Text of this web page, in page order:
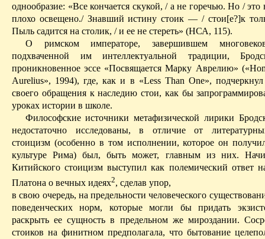
однообразие: «Все кончается скукой, / а не горечью. Но / это
плохо освещено./ Знавший истину стоик — / стои[е?]к
Пыль садится на столик, / и ее не стереть» (НСА, 115).
О римском императоре, завершившем
подхваченной им ин­теллектуальной традиции,
проникновенное эссе «Посвящается Марку Аврелию» («
Aurelius», 1994), где, как и в «Less Than One»,
своего обращения к наследиюстои, как бы
уроках истории в школе.
Философские источники метафизической лирики
недостаточно исследованы, в отличие от
стоицизм (особенно в том исполнении, которое он
культуре Рима) был, быть может, главным из них.
Китийского стоицизм выступил как полемический ответ
Платона о вечных идеях2, сделав упор,
в свою очередь, на предельности человеческого
поведенческих норм, которые могли бы придать
раскрыть ее сущность в предельном же мироздании.
стоиков на финитном предполагала, что бытование